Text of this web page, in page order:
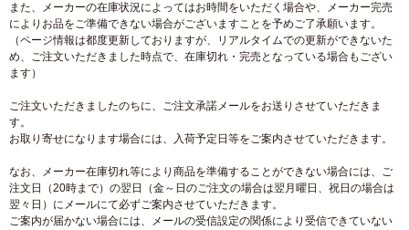
また、メーカーの在庫状況によってはお時間をいただく場合や、メーカー完売
によりお品をご準備できない場合がございますことを予めご了承願います。
（ページ情報は都度更新しておりますが、リアルタイムでの更新ができないた
め、ご注文いただきました時点で、在庫切れ・完売となっている場合もござい
ます）
ご注文いただきましたのちに、ご注文承諾メールをお送りさせていただきま
す。
お取り寄せになります場合には、入荷予定日等をご案内させていただきます。
なお、メーカー在庫切れ等により商品を準備することができない場合には、ご
注文日（20時まで）の翌日（金～日のご注文の場合は翌月曜日、祝日の場合は
翌々日）にメールにて必ずご案内させていただきます。
ご案内が届かない場合には、メールの受信設定の関係により受信できていない